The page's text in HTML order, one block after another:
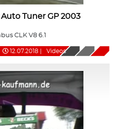
Tuner GP 2003
CLK V8 6.1
12.07.2018 Videos